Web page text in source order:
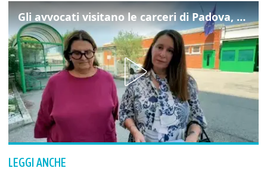
Gli avvocati visitano le carceri di Padova, ecco cosa hanno trovato
LEGGI ANCHE